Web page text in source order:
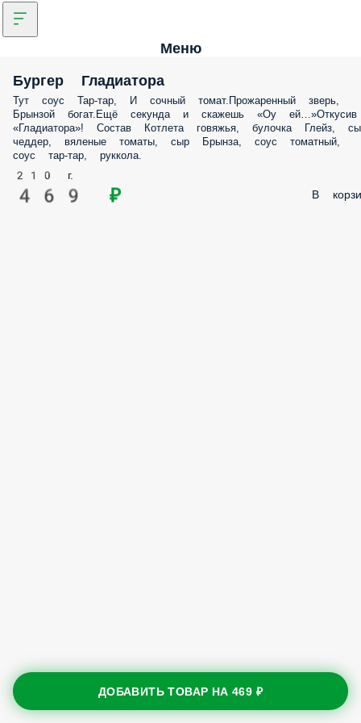
Меню
Бургер Гладиатора
Тут соус Тар-тар, И сочный томат.Прожаренный зверь,
Брынзой богат.Ещё секунда и скажешь «Оу ей…»Откусив
«Гладиатора»! Состав Котлета говяжья, булочка Глейз,
чеддер, вяленые томаты, сыр Брынза, соус томатный,
соус тар-тар, руккола.
210 г.
469 ₽ В
ДОБАВИТЬ ТОВАР НА469 ₽